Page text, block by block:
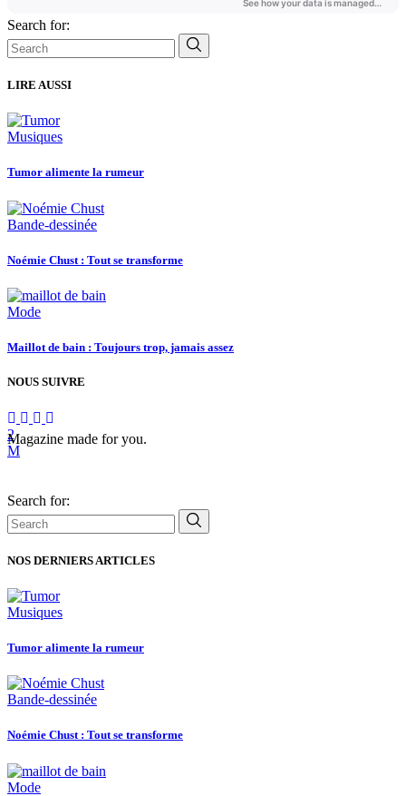
Search for:
LIRE AUSSI
Musiques
Tumor alimente la rumeur
Bande-dessinée
Noémie Chust : Tout se transforme
Mode
Maillot de bain : Toujours trop, jamais assez
NOUS SUIVRE
Magazine made for you.
Search for:
NOS DERNIERS ARTICLES
Musiques
Tumor alimente la rumeur
Bande-dessinée
Noémie Chust : Tout se transforme
Mode